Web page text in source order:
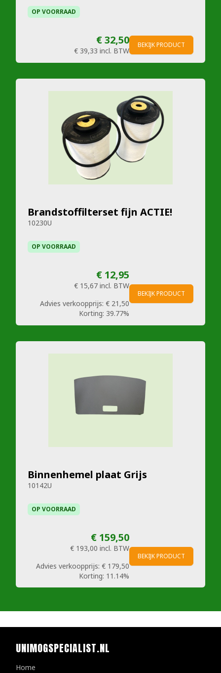
OP VOORRAAD
€ 32,50
€ 39,33 incl. BTW
BEKIJK PRODUCT
Brandstoffilterset fijn ACTIE!
10230U
OP VOORRAAD
€ 12,95
€ 15,67 incl. BTW
Advies verkoopprijs: € 21,50
Korting: 39.77%
BEKIJK PRODUCT
Binnenhemel plaat Grijs
10142U
OP VOORRAAD
€ 159,50
€ 193,00 incl. BTW
Advies verkoopprijs: € 179,50
Korting: 11.14%
BEKIJK PRODUCT
UNIMOGSPECIALIST.NL
Home